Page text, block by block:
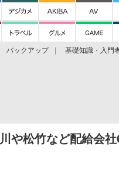
バックアップ 基礎知識・入門
や松竹など配給会